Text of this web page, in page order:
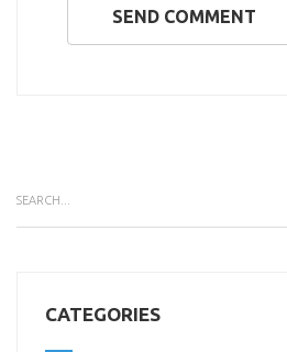
SEND COMMENT
CATEGORIES